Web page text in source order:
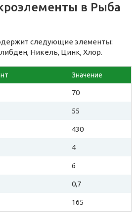
в Рыба
следующие элементы:
Никель, Цинк, Хлор.
Значение
70
55
430
4
6
0,7
165